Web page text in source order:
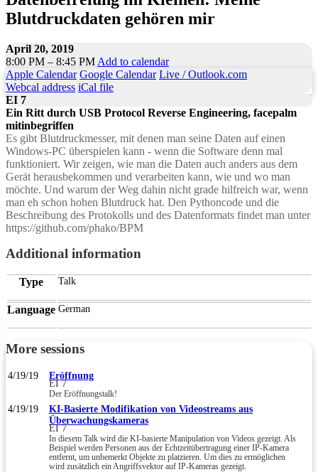
Blutdruckdaten gehören mir
April 20, 2019
8:00 PM – 8:45 PM Add to calendar
Apple Calendar Google Calendar Live / Outlook.com
Webcal address iCal file
EI 7
Ein Ritt durch USB Protocol Reverse Engineering, facepalm
mitinbegriffen
Es gibt Blutdruckmesser, mit denen man seine Daten auf einen
Windows-PC überspielen kann - wenn die Software denn mal
funktioniert. Wir zeigen, wie man die Daten auch anders aus dem
Gerät herausbekommen und verarbeiten kann, wie und wo man
möchte. Und warum der Weg dahin nicht grade hilfreich war, wenn
man eh schon hohen Blutdruck hat. Den Pythoncode und die
Beschreibung des Protokolls und des Datenformats findet man unter
https://github.com/phako/BPM
Additional information
Type Talk
Language German
More sessions
4/19/19 Eröffnung
EI 7
Der Eröffnungstalk!
4/19/19
KI-Basierte Modifikation von Videostreams aus
Überwachungskameras
EI 7
In diesem Talk wird die KI-basierte Manipulation von Videos gezeigt. Als
Beispiel werden Personen aus der Echtzeitübertragung einer IP-Kamera
entfernt, um unbemerkt Objekte zu platzieren. Um dies zu ermöglichen
wird zusätzlich ein Angriffsvektor auf IP-Kameras gezeigt.